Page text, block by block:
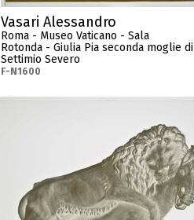
Vasari Alessandro
Roma - Museo Vaticano - Sala
Rotonda - Giulia Pia seconda moglie di
Settimio Severo
F-N1600